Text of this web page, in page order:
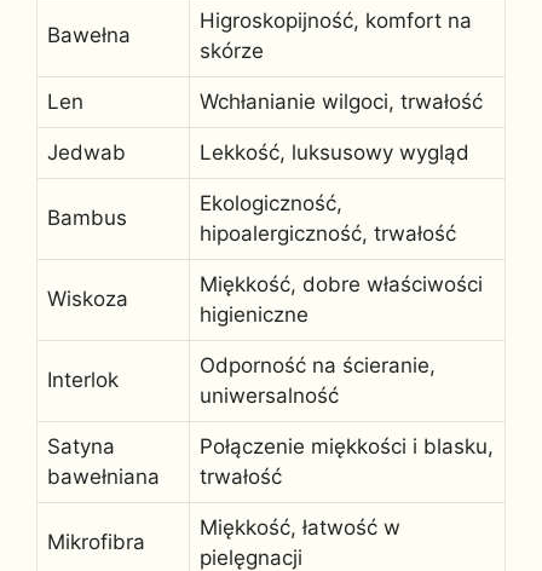
Bawełna
Higroskopijność, komfort na
skórze
Len Wchłanianie wilgoci, trwałość
Jedwab Lekkość, luksusowy wygląd
Bambus
Ekologiczność,
hipoalergiczność, trwałość
Wiskoza
Miękkość, dobre właściwości
higieniczne
Interlok
Odporność na ścieranie,
uniwersalność
Satyna
bawełniana
Połączenie miękkości i blasku,
trwałość
Mikrofibra
Miękkość, łatwość w
pielęgnacji